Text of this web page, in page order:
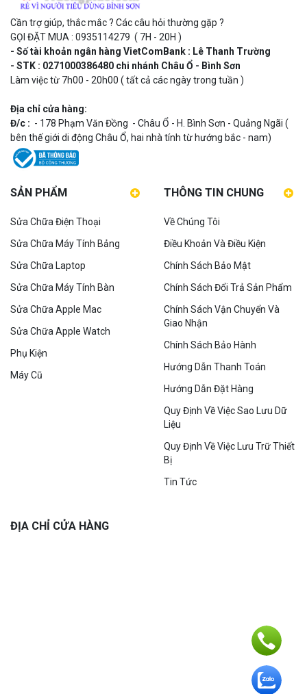
Cần trợ giúp, thắc mắc ? Các câu hỏi thường gặp ?
GỌI ĐẶT MUA : 0935114279 ( 7H - 20H )
- Số tài khoản ngân hàng VietComBank : Lê Thanh Trường
- STK : 0271000386480 chi nhánh Châu Ổ - Bình Sơn
Làm việc từ 7h00 - 20h00 ( tất cả các ngày trong tuần )
Địa chỉ cửa hàng:
Đ/c : - 178 Phạm Văn Đồng - Châu Ổ - H. Bình Sơn - Quảng Ngãi (
bên thế giới di động Châu Ổ, hai nhà tính từ hướng bắc - nam)
SẢN PHẨM
Sửa Chữa Điện Thoại
Sửa Chữa Máy Tính Bảng
Sửa Chữa Laptop
Sửa Chữa Máy Tính Bàn
Sửa Chữa Apple Mac
Sửa Chữa Apple Watch
Phụ Kiện
Máy Cũ
THÔNG TIN CHUNG
Về Chúng Tôi
Điều Khoản Và Điều Kiện
Chính Sách Bảo Mật
Chính Sách Đổi Trả Sản Phẩm
Chính Sách Vận Chuyển Và
Giao Nhận
Chính Sách Bảo Hành
Hướng Dẫn Thanh Toán
Hướng Dẫn Đặt Hàng
Quy Định Về Việc Sao Lưu Dữ
Liệu
Quy Định Về Việc Lưu Trữ Thiết
Bị
Tin Tức
ĐỊA CHỈ CỬA HÀNG